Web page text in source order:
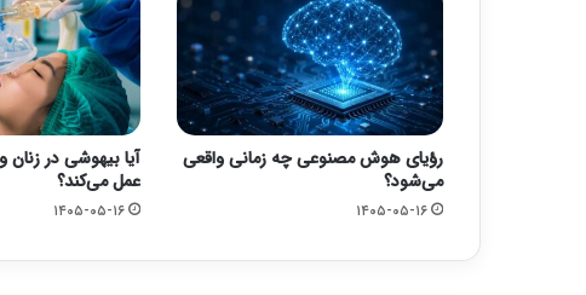
رؤیای هوش مصنوعی چه زمانی واقعی
می‌شود؟
۱۴۰۵-۰۵-۱۶
آیا بیهوشی در زنان
عمل می‌کند؟
۱۴۰۵-۰۵-۱۶